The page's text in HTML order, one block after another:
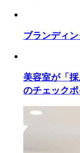
ブランディ
美容室が「
のチェック